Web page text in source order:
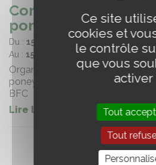
Concours foals,
poneys à Dijon (21)
Du : 15/07/2026
Au : 15/07/2026
Organisé par Le Syndicat des
poneys de sport de Côte d'Or et
BFC
Lire la suite
Ce site
cookies et
le contrôle
que vous
activer
Tout
Tout